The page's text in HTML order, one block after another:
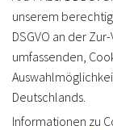
unserem
DSGVO an der
umfassenden,
Deutschlands.
Informationen zu